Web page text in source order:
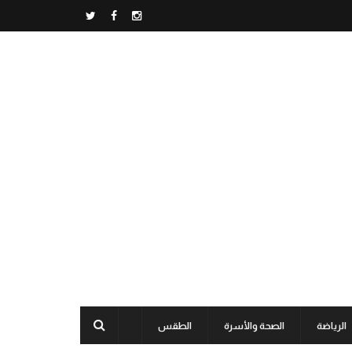
الرياضة الصحة والأسرة الطقس